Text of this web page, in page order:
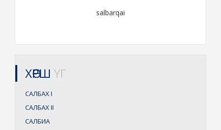
salbarqai
ХӨРШ ҮГ
САЛБАХI
САЛБАХII
САЛБИА